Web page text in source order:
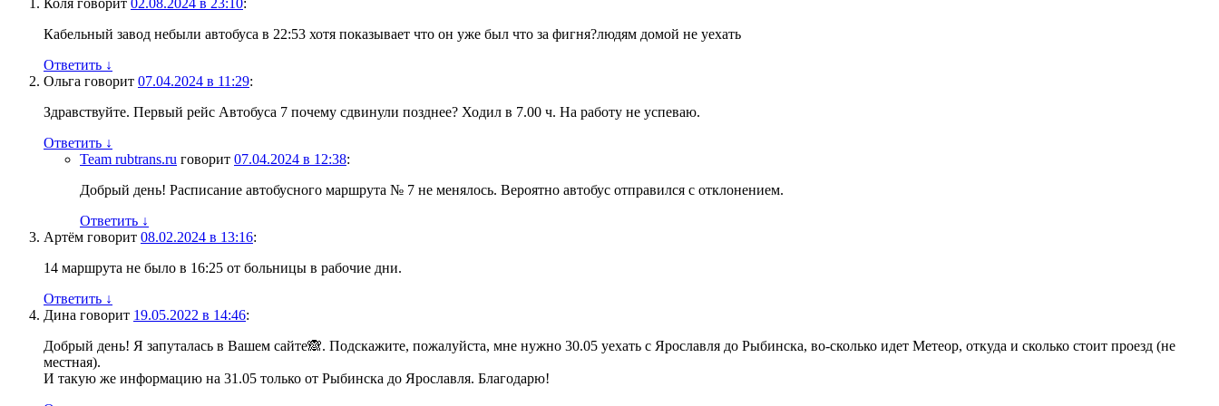
Кабельный завод небыли автобуса в 22:53 хотя показывает что он уже был что за фигня?людям домой не уехать
Ответить ↓
Ольга говорит 07.04.2024 в 11:29:
Здравствуйте. Первый рейс Автобуса 7 почему сдвинули позднее? Ходил в 7.00 ч. На работу не успеваю.
Ответить ↓
Team rubtrans.ru говорит 07.04.2024 в 12:38:
Добрый день! Расписание автобусного маршрута № 7 не менялось. Вероятно автобус отправился с отклонением.
Ответить ↓
Артём говорит 08.02.2024 в 13:16:
14 маршрута не было в 16:25 от больницы в рабочие дни.
Ответить ↓
Дина говорит 19.05.2022 в 14:46:
Добрый день! Я запуталась в Вашем сайте🙈. Подскажите, пожалуйста, мне нужно 30.05 уехать с Ярославля до Рыбинска, во-сколько идет Метеор, откуда и сколько стоит проезд (не
местная).
И такую же информацию на 31.05 только от Рыбинска до Ярославля. Благодарю!